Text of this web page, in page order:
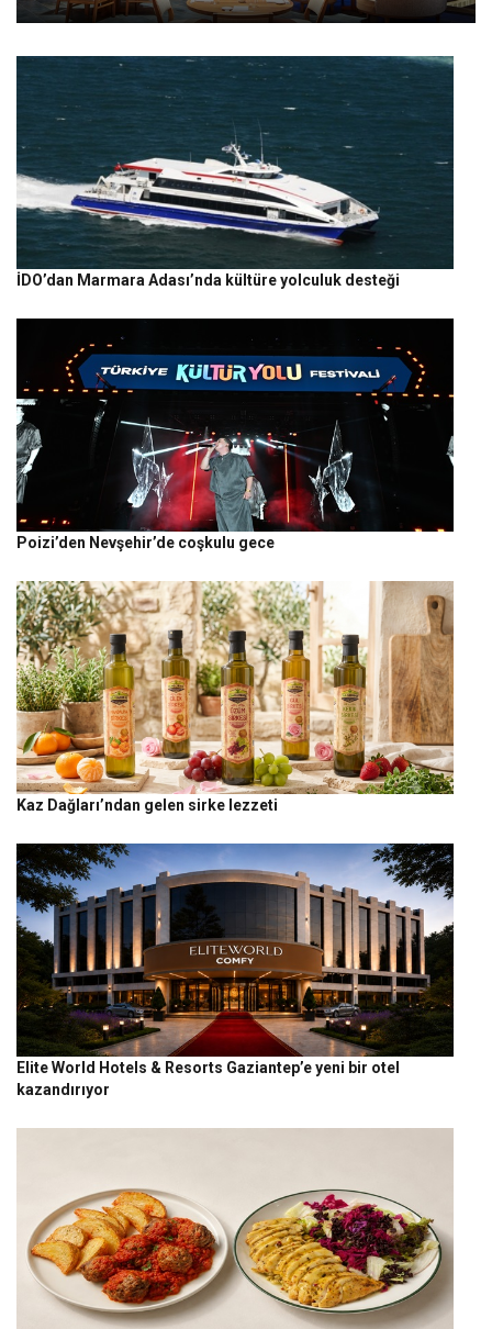
İDO’dan Marmara Adası’nda kültüre yolculuk desteği
Poizi’den Nevşehir’de coşkulu gece
Kaz Dağları’ndan gelen sirke lezzeti
Elite World Hotels & Resorts Gaziantep’e yeni bir otel
kazandırıyor